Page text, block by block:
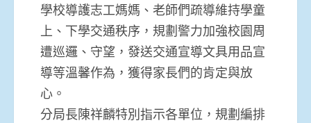
學校導護志工媽媽、老師們疏導維持學童
上、下學交通秩序，規劃警力加強校園周
遭巡邏、守望，發送交通宣導文具用品宣
導等溫馨作為，獲得家長們的肯定與放
心。
分局長陳祥麟特別指示各單位，規劃編排